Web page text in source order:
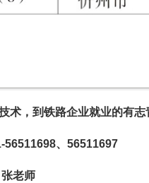
术，到铁路企业就业的有
56511698、56511697
老师